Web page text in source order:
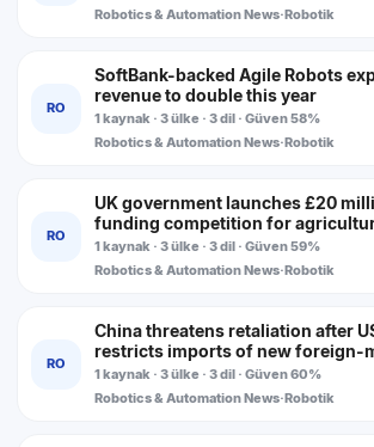
Robotics & Automation News·Robotik
RO
SoftBank-backed Agile Robots
revenue to double this year
1 kaynak · 3 ülke · 3 dil · Güven 58%
Robotics & Automation News·Robotik
RO
UK government launches £20
funding competition for
robots
1 kaynak · 3 ülke · 3 dil · Güven 59%
Robotics & Automation News·Robotik
RO
China threatens retaliation after
restricts imports of new foreign-
humanoid robots
1 kaynak · 3 ülke · 3 dil · Güven 60%
Robotics & Automation News·Robotik